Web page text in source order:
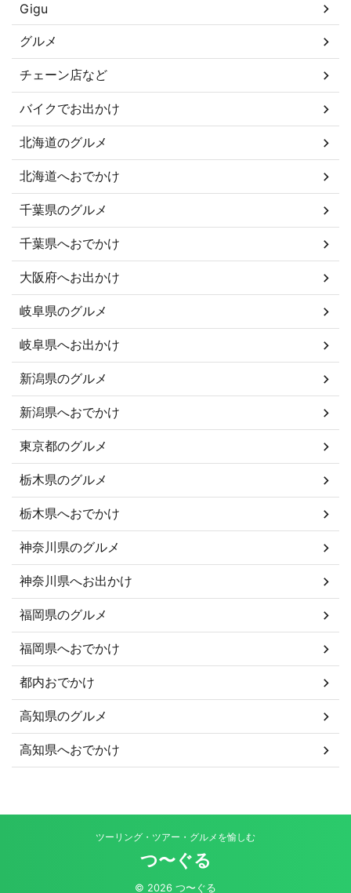
Gigu
グルメ
チェーン店など
バイクでお出かけ
北海道のグルメ
北海道へおでかけ
千葉県のグルメ
千葉県へおでかけ
大阪府へお出かけ
岐阜県のグルメ
岐阜県へお出かけ
新潟県のグルメ
新潟県へおでかけ
東京都のグルメ
栃木県のグルメ
栃木県へおでかけ
神奈川県のグルメ
神奈川県へお出かけ
福岡県のグルメ
福岡県へおでかけ
都内おでかけ
高知県のグルメ
高知県へおでかけ
ツーリング・ツアー・グルメを愉しむ
つ〜ぐる
© 2026 つ〜ぐる